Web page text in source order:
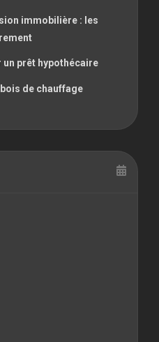
immobilière : les
un prêt hypothécaire
de chauffage